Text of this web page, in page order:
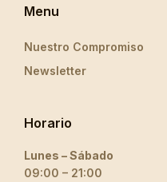
Menu
Nuestro Compromiso
Newsletter
Horario
Lunes – Sábado
09:00 – 21:00